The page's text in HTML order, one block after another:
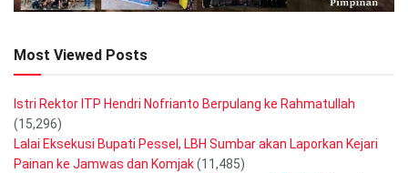
Most Viewed Posts
Istri Rektor ITP Hendri Nofrianto Berpulang ke Rahmatullah
(15,296)
Lalai Eksekusi Bupati Pessel, LBH Sumbar akan Laporkan Kejari
Painan ke Jamwas dan Komjak(11,485)